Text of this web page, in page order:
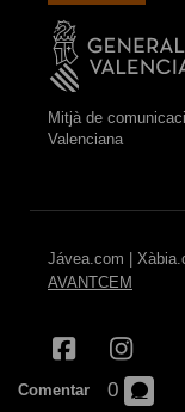
Mitjà de
Valenciana
Jávea.com |
AVANTCEM
Comentar 0